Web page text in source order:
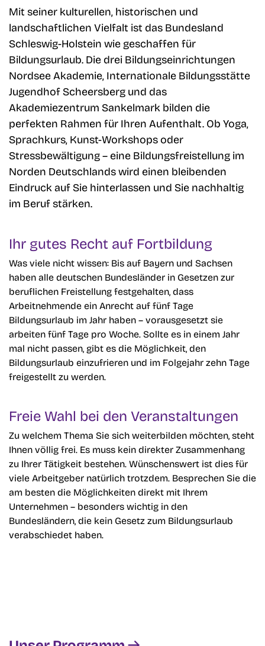
Mit seiner kulturellen, historischen und
landschaftlichen Vielfalt ist das Bundesland
Schleswig-Holstein wie geschaffen für
Bildungsurlaub. Die drei Bildungseinrichtungen
Nordsee Akademie, Internationale Bildungsstätte
Jugendhof Scheersberg und das
Akademiezentrum Sankelmark bilden die
perfekten Rahmen für Ihren Aufenthalt. Ob Yoga,
Sprachkurs, Kunst-Workshops oder
Stressbewältigung – eine Bildungsfreistellung im
Norden Deutschlands wird einen bleibenden
Eindruck auf Sie hinterlassen und Sie nachhaltig
im Beruf stärken.
Ihr gutes Recht auf Fortbildung
Was viele nicht wissen: Bis auf Bayern und Sachsen
haben alle deutschen Bundesländer in Gesetzen zur
beruflichen Freistellung festgehalten, dass
Arbeitnehmende ein Anrecht auf fünf Tage
Bildungsurlaub im Jahr haben – vorausgesetzt sie
arbeiten fünf Tage pro Woche. Sollte es in einem Jahr
mal nicht passen, gibt es die Möglichkeit, den
Bildungsurlaub einzufrieren und im Folgejahr zehn Tage
freigestellt zu werden.
Freie Wahl bei den Veranstaltungen
Zu welchem Thema Sie sich weiterbilden möchten, steht
Ihnen völlig frei. Es muss kein direkter Zusammenhang
zu Ihrer Tätigkeit bestehen. Wünschenswert ist dies für
viele Arbeitgeber natürlich trotzdem. Besprechen Sie die
am besten die Möglichkeiten direkt mit Ihrem
Unternehmen – besonders wichtig in den
Bundesländern, die kein Gesetz zum Bildungsurlaub
verabschiedet haben.